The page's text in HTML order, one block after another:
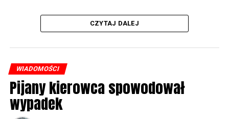
Projektów Interreg VI A – Kultura i zrównoważona
turystyka.
(Niemcy), Biblioteka Publiczna Gminy Wolin, Parafia
Rzymskokatolicka w Wolinie
59705 odsłon
CZYTAJ DALEJ
WIADOMOŚCI
Pijany kierowca spowodował
wypadek